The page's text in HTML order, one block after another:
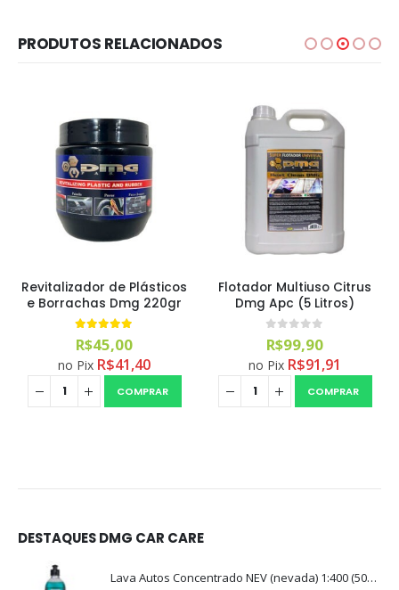
PRODUTOS RELACIONADOS
Revitalizador de Plásticos
e Borrachas Dmg 220gr
5.00out of 5
R$45,00
no Pix R$41,40
COMPRAR
Flotador Multiuso Citrus
Dmg Apc (5 Litros)
0 out of 5
R$99,90
no Pix R$91,91
COMPRAR
DESTAQUES DMG CAR CARE
Lava Autos Concentrado NEV (nevada) 1:400 (500ml)